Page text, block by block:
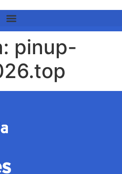
pinup-